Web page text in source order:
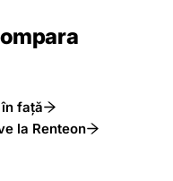
față
la Renteon